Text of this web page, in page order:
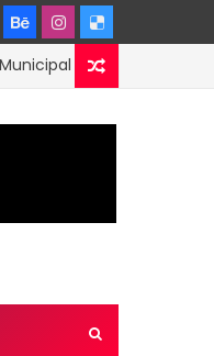
de Futsal em Tenório-PB